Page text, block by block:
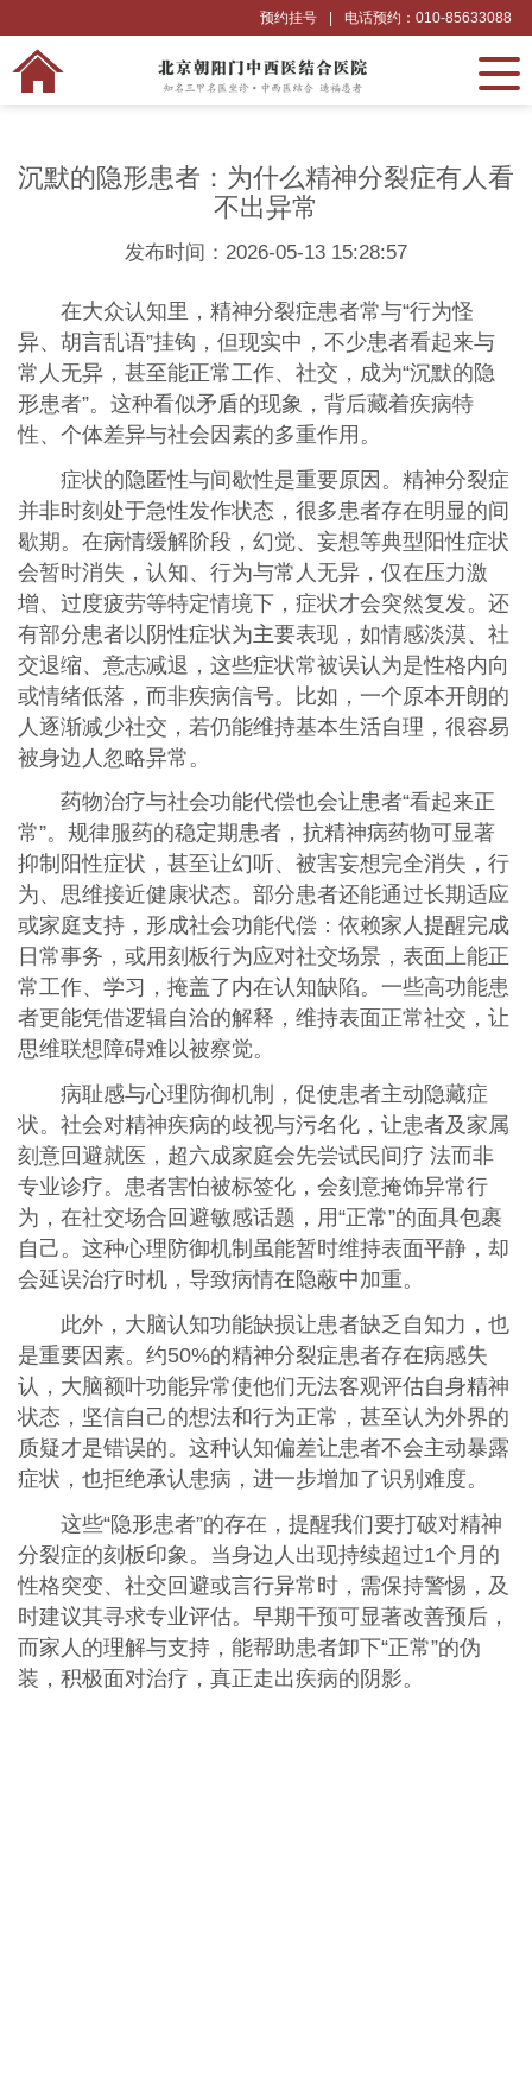
电话预约：010-85633088
预约挂号
沉默的隐形患者：为什么精神分裂症有人看
不出异常
发布时间：2026-05-13 15:28:57
在大众认知里，精神分裂症患者常与“行为怪
异、胡言乱语”挂钩，但现实中，不少患者看起来与
常人无异，甚至能正常工作、社交，成为“沉默的隐
形患者”。这种看似矛盾的现象，背后藏着疾病特
性、个体差异与社会因素的多重作用。
症状的隐匿性与间歇性是重要原因。精神分裂症
并非时刻处于急性发作状态，很多患者存在明显的间
歇期。在病情缓解阶段，幻觉、妄想等典型阳性症状
会暂时消失，认知、行为与常人无异，仅在压力激
增、过度疲劳等特定情境下，症状才会突然复发。还
有部分患者以阴性症状为主要表现，如情感淡漠、社
交退缩、意志减退，这些症状常被误认为是性格内向
或情绪低落，而非疾病信号。比如，一个原本开朗的
人逐渐减少社交，若仍能维持基本生活自理，很容易
被身边人忽略异常。
药物治疗与社会功能代偿也会让患者“看起来正
常”。规律服药的稳定期患者，抗精神病药物可显著
抑制阳性症状，甚至让幻听、被害妄想完全消失，行
为、思维接近健康状态。部分患者还能通过长期适应
或家庭支持，形成社会功能代偿：依赖家人提醒完成
日常事务，或用刻板行为应对社交场景，表面上能正
常工作、学习，掩盖了内在认知缺陷。一些高功能患
者更能凭借逻辑自洽的解释，维持表面正常社交，让
思维联想障碍难以被察觉。
病耻感与心理防御机制，促使患者主动隐藏症
状。社会对精神疾病的歧视与污名化，让患者及家属
刻意回避就医，超六成家庭会先尝试民间疗 法而非
专业诊疗。患者害怕被标签化，会刻意掩饰异常行
为，在社交场合回避敏感话题，用“正常”的面具包裹
自己。这种心理防御机制虽能暂时维持表面平静，却
会延误治疗时机，导致病情在隐蔽中加重。
此外，大脑认知功能缺损让患者缺乏自知力，也
是重要因素。约50%的精神分裂症患者存在病感失
认，大脑额叶功能异常使他们无法客观评估自身精神
状态，坚信自己的想法和行为正常，甚至认为外界的
质疑才是错误的。这种认知偏差让患者不会主动暴露
症状，也拒绝承认患病，进一步增加了识别难度。
这些“隐形患者”的存在，提醒我们要打破对精神
分裂症的刻板印象。当身边人出现持续超过1个月的
性格突变、社交回避或言行异常时，需保持警惕，及
时建议其寻求专业评估。早期干预可显著改善预后，
而家人的理解与支持，能帮助患者卸下“正常”的伪
装，积极面对治疗，真正走出疾病的阴影。